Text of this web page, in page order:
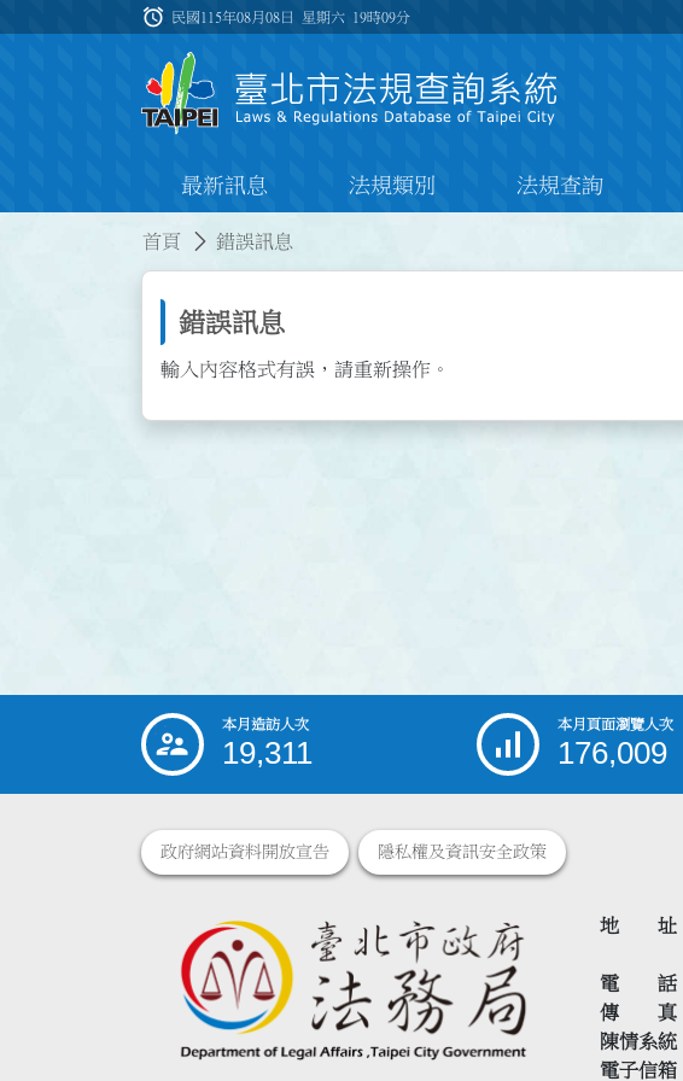
:::
alarm 民國115年08月08日 星期六 19時09分
最新訊息 法規類別 法規查詢
首頁 錯誤訊息
錯誤訊息
輸入內容格式有誤，請重新操作。
::: 本月造訪人次
19,311
本月頁面瀏覽人次
176,009
政府網站資料開放宣告 隱私權及資訊安全政策
地 址
電 話
傳 真
陳情系統
電子信箱